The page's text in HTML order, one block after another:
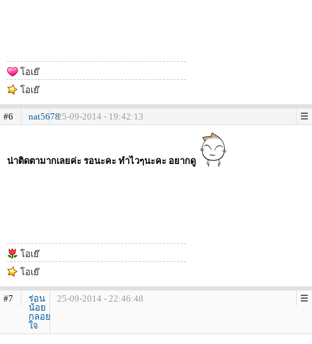
โอเย๊
โอเย๊
#6 nat567825-09-2014 - 19:42:13
น่าติดตามากเลยค่ะ รอนะคะ ทำไวๆนะคะ อยากดู
โอเย๊
โอเย๊
#7
ร่อน
น้อย
กลอย
ใจ
25-09-2014 - 22:46:48